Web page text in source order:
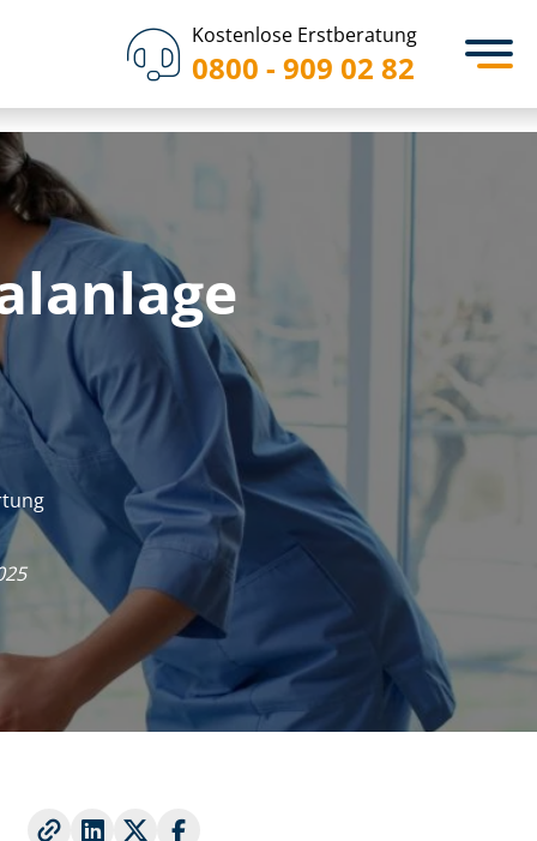
Kostenlose Erstberatung
0800 - 909 02 82